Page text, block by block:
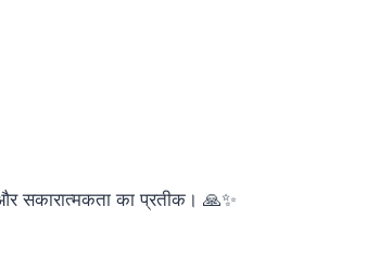
सकारात्मकता का प्रतीक। 🙏✨